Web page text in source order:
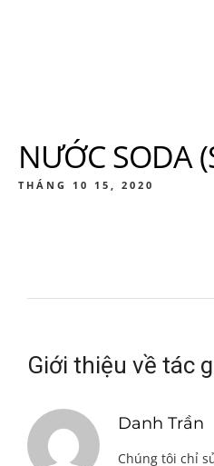
NƯỚC SODA
THÁNG 10 15, 2020
Giới thiệu về tác
Danh Trần
Chúng tôi chỉ